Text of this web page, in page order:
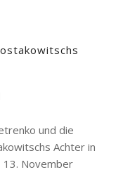
und die
Achter in
13. November